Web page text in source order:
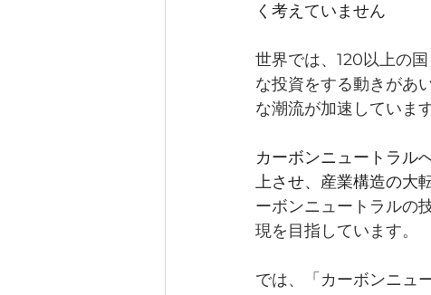
く考えていません
世界では、120以上の
な投資をする動きがあ
な潮流が加速しています
カーボンニュートラル
上させ、産業構造の大
ーボンニュートラルの
現を目指しています。
では、「カーボンニュ